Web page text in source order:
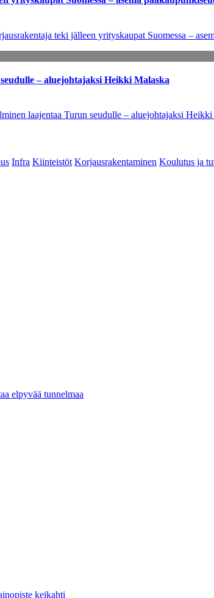
teki jälleen yrityskaupat Suomessa –
– aluejohtajaksi Heikki Malaska
laajentaa Turun seudulle – aluejohtajaksi Heikki
Infra Kiinteistöt Korjausrakentaminen Koulutus ja
elpyvää tunnelmaa
keikahti